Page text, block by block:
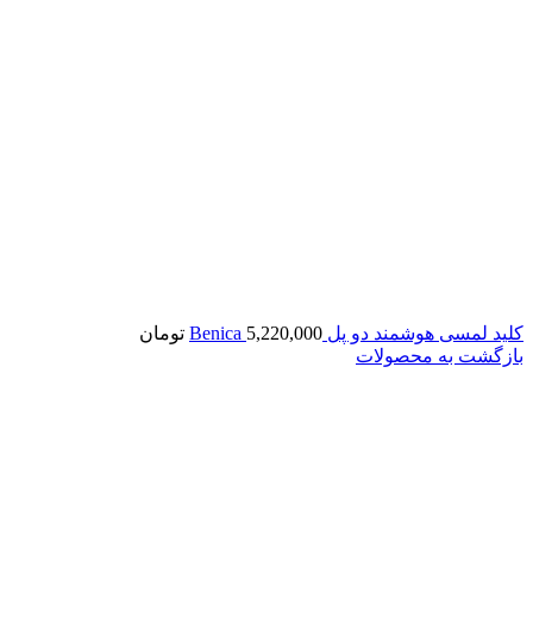
کلید لمسی هوشمند دو پل Benica 5,220,000
تومان
بازگشت به محصولات